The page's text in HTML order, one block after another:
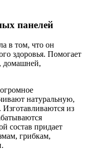
панелей
в том, что он
здоровья. Помогает
домашней,
натуральную,
из
состав придает
грибкам,